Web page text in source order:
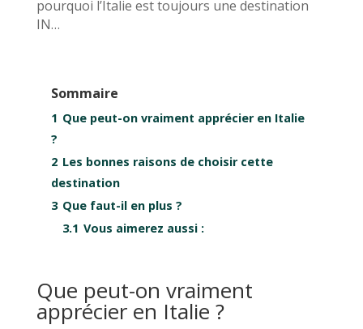
pourquoi l’Italie est toujours une destination
IN…
Sommaire
1 Que peut-on vraiment apprécier en Italie
?
2 Les bonnes raisons de choisir cette
destination
3 Que faut-il en plus ?
3.1 Vous aimerez aussi :
Que peut-on vraiment
apprécier en Italie ?